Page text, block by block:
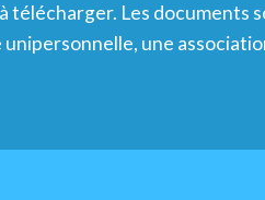
télécharger. Les documents
une